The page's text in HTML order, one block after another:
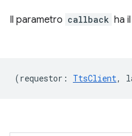
Il parametro callback ha
(requestor : TtsClient,